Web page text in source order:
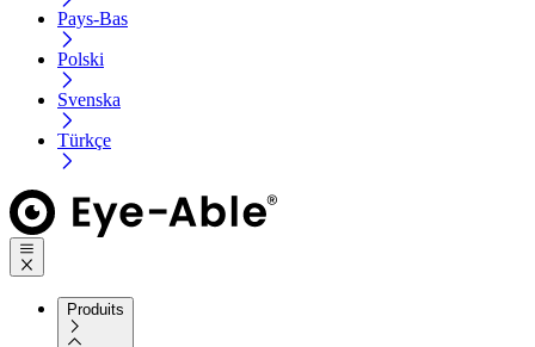
Pays-Bas
Polski
Svenska
Türkçe
Produits